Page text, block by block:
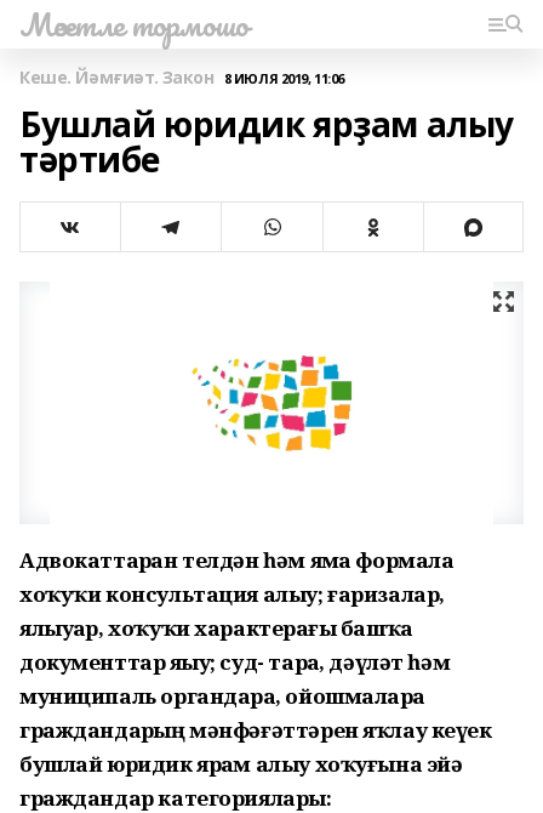
Мәсетле тормошо
Кеше. Йәмғиәт. Закон 8 ИЮЛЯ 2019, 11:06
Бушлай юридик ярҙам алыу
тәртибе
Адвокаттарҙан телдән һәм яҙма формала
хоҡуҡи консультация алыу; ғаризалар,
ялыуҙар, хоҡуҡи характерҙағы башҡа
документтар яҙыу; суд- тарҙа, дәүләт һәм
муниципаль органдарҙа, ойошмаларҙа
граждандарҙың мәнфәғәттәрен яҡлау кеүек
бушлай юридик ярҙам алыу хоҡуғына эйә
граждандар категориялары: